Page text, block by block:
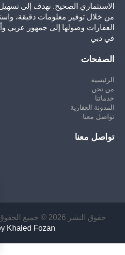
الاستثماري الصحيح. نهدف إلى
من خلال توفير معلومات دقيقة،
العقارات وصولها إلى جمهور عربي
في دبي
الصفحات
الرئيسية
من نحن
خدماتنا
المدونة العقارية
تواصل معنا
تواصل معنا
حقوق النشر 2026 © جميع الحقوق محفوظة
Khaled Fozan